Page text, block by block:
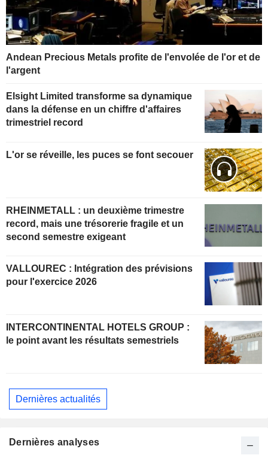
Andean Precious Metals profite de l'envolée de l'or et de
l'argent
Elsight Limited transforme sa dynamique
dans la défense en un chiffre d'affaires
trimestriel record
L'or se réveille, les puces se font secouer
RHEINMETALL : un deuxième trimestre
record, mais une trésorerie fragile et un
second semestre exigeant
VALLOUREC : Intégration des prévisions
pour l'exercice 2026
INTERCONTINENTAL HOTELS GROUP :
le point avant les résultats semestriels
Dernières actualités
Dernières analyses